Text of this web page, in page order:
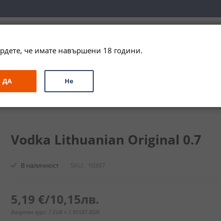
ЗА ПОДАРЪК ПРОМО СПЕЦИАЛНИ ПРЕДЛОЖЕНИЯ
Vodka Lithuanian Original 0.7
В наличност SKU 10397
5,19 €/10,15лв.
Валутен курс: 1 EUR = 1.95583 BGN
че имате навършени 18 години.
ДА Не